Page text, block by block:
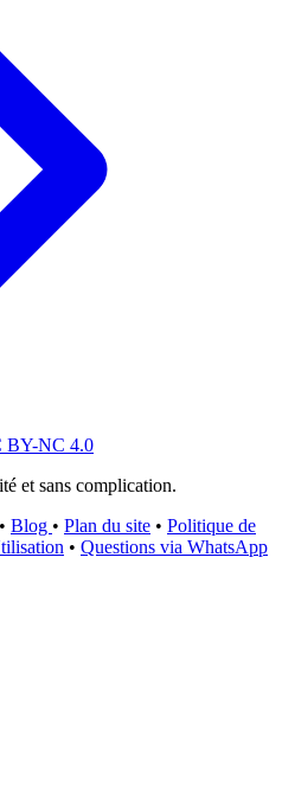
BY-NC 4.0
et sans complication.
• Blog • Plan du site • Politique de
• Questions via WhatsApp